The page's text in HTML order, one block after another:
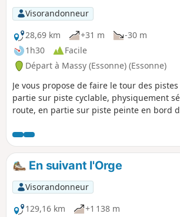
Visorandonneur
28,69 km
+31 m
-30 m
1h30
Facile
Départ à Massy (Essonne) (Essonne)
Je vous propose de faire le tour des
partie sur piste cyclable, physiquement
route, en partie sur piste peinte en bord
des avions. Je fais ça le weekend, en
Verte, trop encombrée.
En suivant l'Orge
Visorandonneur
129,16 km
+1 138 m